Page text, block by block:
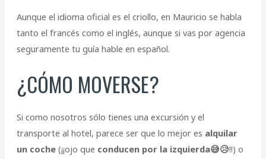
Aunque el idioma oficial es el criollo, en Mauricio se habla
tanto el francés como el inglés, aunque si vas por agencia
seguramente tu guía hable en español.
¿CÓMO MOVERSE?
Si como nosotros sólo tienes una excursión y el
transporte al hotel, parece ser que lo mejor es alquilar
un coche(¡¡ojo que conducen por la izquierda😅😥!!) o